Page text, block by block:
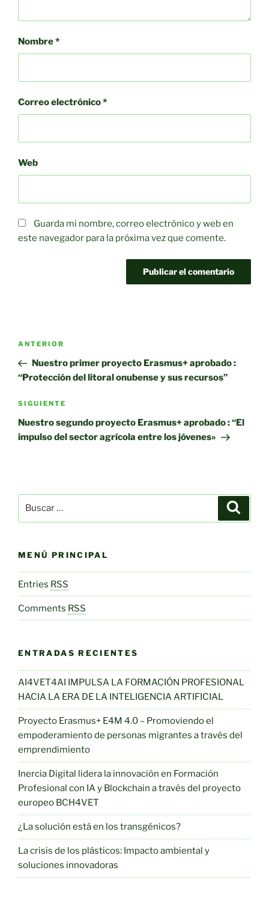
Nombre*
Correo electrónico*
Web
Guarda mi nombre, correo electrónico y web en
este navegador para la próxima vez que comente.
Navegación
entradas
Entrada
anterior:
ANTERIOR
Nuestro primer proyecto Erasmus+ aprobado :
“Protección del litoral onubense y sus recursos”
Siguiente
entrada
SIGUIENTE
Nuestro segundo proyecto Erasmus+ aprobado : “El
impulso del sector agrícola entre los jóvenes»
por:
MENÚ PRINCIPAL
Entries RSS
Comments RSS
ENTRADAS RECIENTES
AI4VET4AI IMPULSA LA FORMACIÓN PROFESIONAL
HACIA LA ERA DE LA INTELIGENCIA ARTIFICIAL
Proyecto Erasmus+ E4M 4.0 – Promoviendo el
empoderamiento de personas migrantes a través del
emprendimiento
Inercia Digital lidera la innovación en Formación
Profesional con IA y Blockchain a través del proyecto
europeo BCH4VET
¿La solución está en los transgénicos?
La crisis de los plásticos: Impacto ambiental y
soluciones innovadoras